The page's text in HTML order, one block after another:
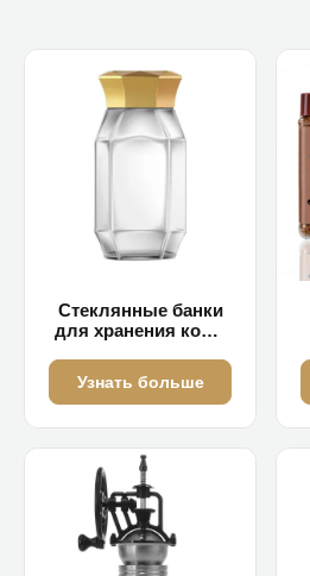
Стеклянные банки
для хранения кофе
Узнать больше